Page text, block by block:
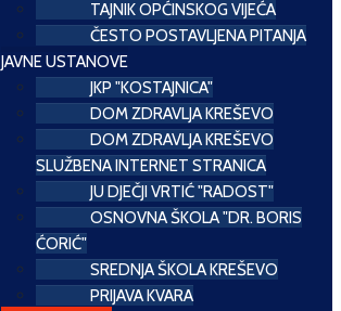
TAJNIK OPĆINSKOG VIJEĆA
ČESTO POSTAVLJENA PITANJA
JAVNE USTANOVE
JKP "KOSTAJNICA"
DOM ZDRAVLJA KREŠEVO
DOM ZDRAVLJA KREŠEVO
SLUŽBENA INTERNET STRANICA
JU DJEČJI VRTIĆ "RADOST"
OSNOVNA ŠKOLA "DR. BORIS
ĆORIĆ"
SREDNJA ŠKOLA KREŠEVO
PRIJAVA KVARA